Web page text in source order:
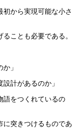
初から実現可能な小さ
ことも必要である。
」
計があるのか」
語をつくれているの
に突きつけるものであ